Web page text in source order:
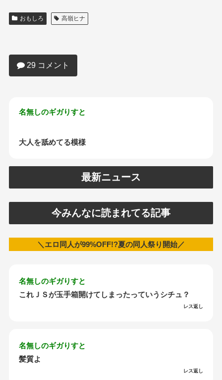
おもしろ 高嶺ヒナ
過ぎわからせたいｗｗｗｗｗｗ
29 コメント
名無しのギガりすと
大人を舐めてる模様
最新ニュース
今みんなに読まれてる記事
＼エロ同人が99%OFF!?夏の同人祭り開始／
名無しのギガりすと
これＪＳが玉手箱開けてしまったっていうシチュ？
レス返し
名無しのギガりすと
髪質よ
レス返し